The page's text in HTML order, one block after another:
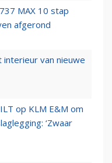
MAX 10 stap
afgerond
interieur van nieuwe
op KLM E&M om
‘Zwaar